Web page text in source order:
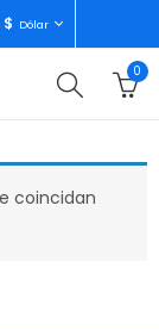
$ Dólar
0
coincidan